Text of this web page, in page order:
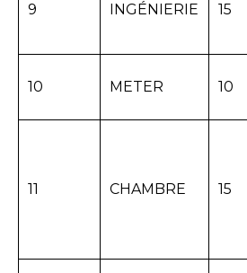
9 INGÉNIERIE 15
10 METER 10
11 CHAMBRE 15